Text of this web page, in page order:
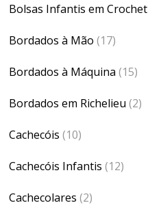
Bolsas Infantis em Crochet
Bordados à Mão (17)
Bordados à Máquina (15)
Bordados em Richelieu (2)
Cachecóis (10)
Cachecóis Infantis (12)
Cachecolares (2)